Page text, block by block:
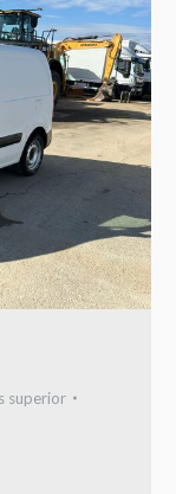
superior